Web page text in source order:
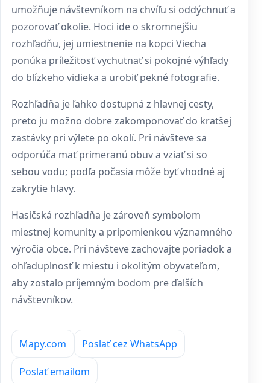
umožňuje návštevníkom na chvíľu si oddýchnuť a
pozorovať okolie. Hoci ide o skromnejšiu
rozhľadňu, jej umiestnenie na kopci Viecha
ponúka príležitosť vychutnať si pokojné výhľady
do blízkeho vidieka a urobiť pekné fotografie.
Rozhľadňa je ľahko dostupná z hlavnej cesty,
preto ju možno dobre zakomponovať do kratšej
zastávky pri výlete po okolí. Pri návšteve sa
odporúča mať primeranú obuv a vziať si so
sebou vodu; podľa počasia môže byť vhodné aj
zakrytie hlavy.
Hasičská rozhľadňa je zároveň symbolom
miestnej komunity a pripomienkou významného
výročia obce. Pri návšteve zachovajte poriadok a
ohľaduplnosť k miestu i okolitým obyvateľom,
aby zostalo príjemným bodom pre ďalších
návštevníkov.
Mapy.com Poslať cez WhatsApp
Poslať emailom